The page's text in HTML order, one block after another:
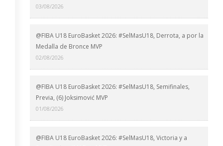
03/08/2026
@FIBA U18 EuroBasket 2026: #SelMasU18, Derrota, a por la
Medalla de Bronce MVP
02/08/2026
@FIBA U18 EuroBasket 2026: #SelMasU18, Semifinales,
Previa, (6) Joksimović MVP
01/08/2026
@FIBA U18 EuroBasket 2026: #SelMasU18, Victoria y a